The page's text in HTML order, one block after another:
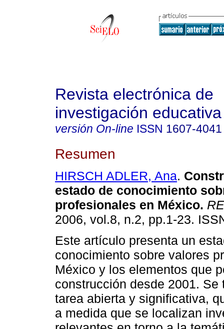
Revista electrónica de
investigación educativa
versión On-line ISSN 1607-4041
Resumen
HIRSCH ADLER, Ana.
estado de conocimiento
profesionales en México.
2006, vol.8, n.2, pp.1-23.
Este artículo presenta un
conocimiento sobre valores
México y los elementos que
construcción desde 2001. Se
tarea abierta y significativa,
a medida que se localizan